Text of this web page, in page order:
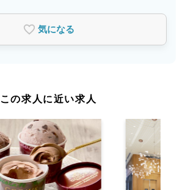
気になる
この求人に近い求人